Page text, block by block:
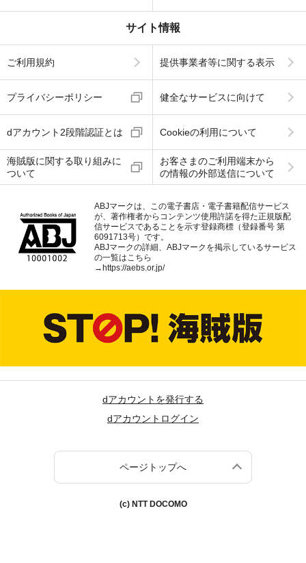
サイト情報
ご利用規約 提供事業者等に関する表示
プライバシーポリシー 健全なサービスに向けて
dアカウント2段階認証とは Cookieの利用について
海賊版に関する取り組みに
ついて
お客さまのご利用端末から
の情報の外部送信について
ABJマークは、この電子書店・電子書籍配信サービス
が、著作権者からコンテンツ使用許諾を得た正規版配
信サービスであることを示す登録商標（登録番号 第
6091713号）です。
ABJマークの詳細、ABJマークを掲示しているサービス
の一覧はこちら
→https://aebs.or.jp/
dアカウントを発行する
dアカウントログイン
ページトップへ
(c) NTT DOCOMO